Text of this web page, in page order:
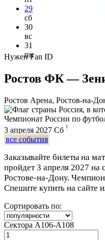
29
сб
30
вс
31
пн
Нужен Fan ID
Ростов ФК —
Ростов Арена, Ростов-на-
Чемпионат России по
3 апреля 2027 Сб !
все события
Заказывайте билеты на
пройдет 3 апреля 2027 на
Ростове-на-Дону.
Спешите купить на сайте
Сортировать по:
Сектора А106-А108